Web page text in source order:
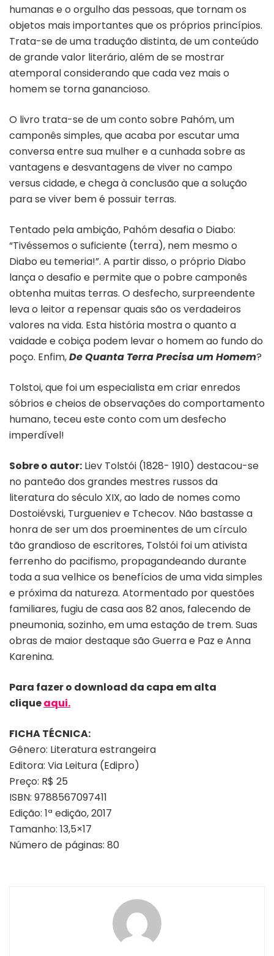
humanas e o orgulho das pessoas, que tornam os
objetos mais importantes que os próprios princípios.
Trata-se de uma tradução distinta, de um conteúdo
de grande valor literário, além de se mostrar
atemporal considerando que cada vez mais o
homem se torna ganancioso.
O livro trata-se de um conto sobre Pahóm, um
camponês simples, que acaba por escutar uma
conversa entre sua mulher e a cunhada sobre as
vantagens e desvantagens de viver no campo
versus cidade, e chega à conclusão que a solução
para se viver bem é possuir terras.
Tentado pela ambição, Pahóm desafia o Diabo:
“Tivéssemos o suficiente (terra), nem mesmo o
Diabo eu temeria!”. A partir disso, o próprio Diabo
lança o desafio e permite que o pobre camponês
obtenha muitas terras. O desfecho, surpreendente
leva o leitor a repensar quais são os verdadeiros
valores na vida. Esta história mostra o quanto a
vaidade e cobiça podem levar o homem ao fundo do
poço. Enfim,De Quanta Terra Precisa um Homem?
Tolstoi, que foi um especialista em criar enredos
sóbrios e cheios de observações do comportamento
humano, teceu este conto com um desfecho
imperdível!
Sobre o autor: Liev Tolstói (1828- 1910) destacou-se
no panteão dos grandes mestres russos da
literatura do século XIX, ao lado de nomes como
Dostoiévski, Turgueniev e Tchecov. Não bastasse a
honra de ser um dos proeminentes de um círculo
tão grandioso de escritores, Tolstói foi um ativista
ferrenho do pacifismo, propagandeando durante
toda a sua velhice os benefícios de uma vida simples
e próxima da natureza. Atormentado por questões
familiares, fugiu de casa aos 82 anos, falecendo de
pneumonia, sozinho, em uma estação de trem. Suas
obras de maior destaque são Guerra e Paz e Anna
Karenina.
Para fazer o download da capa em alta
cliqueaqui.
FICHA TÉCNICA:
Gênero: Literatura estrangeira
Editora: Via Leitura (Edipro)
Preço: R$ 25
ISBN: 9788567097411
Edição: 1ª edição, 2017
Tamanho: 13,5×17
Número de páginas: 80